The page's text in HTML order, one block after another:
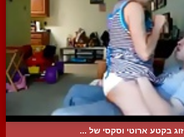
זוג בקטע ארוטי וסקסי של ...